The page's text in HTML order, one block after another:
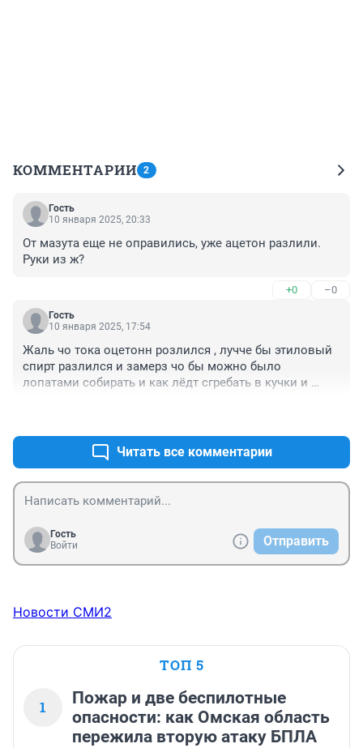
КОММЕНТАРИИ 2
Гость
10 января 2025, 20:33
От мазута еще не оправились, уже ацетон разлили.
Руки из ж?
+0 –0
Гость
10 января 2025, 17:54
Жаль чо тока оцетонн розлился , лучче бы этиловый
спирт разлился и замерз чо бы можно было
лопатами собирать и как лёдт сгребать в кучки и
Читать все комментарии
Гость
Войти
Отправить
Новости СМИ2
ТОП 5
1
Пожар и две беспилотные
опасности: как Омская область
пережила вторую атаку БПЛА